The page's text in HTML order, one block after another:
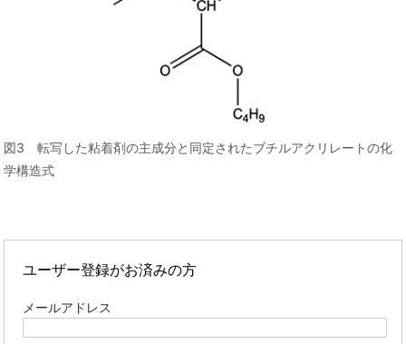
図3 転写した粘着剤の主成分と同定されたブチルアクリレートの化
学構造式
ユーザー登録がお済みの方
メールアドレス